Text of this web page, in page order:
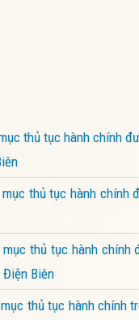
thủ tục hành
thủ tục hành
thủ tục hành
Điện Biên
thủ tục hành